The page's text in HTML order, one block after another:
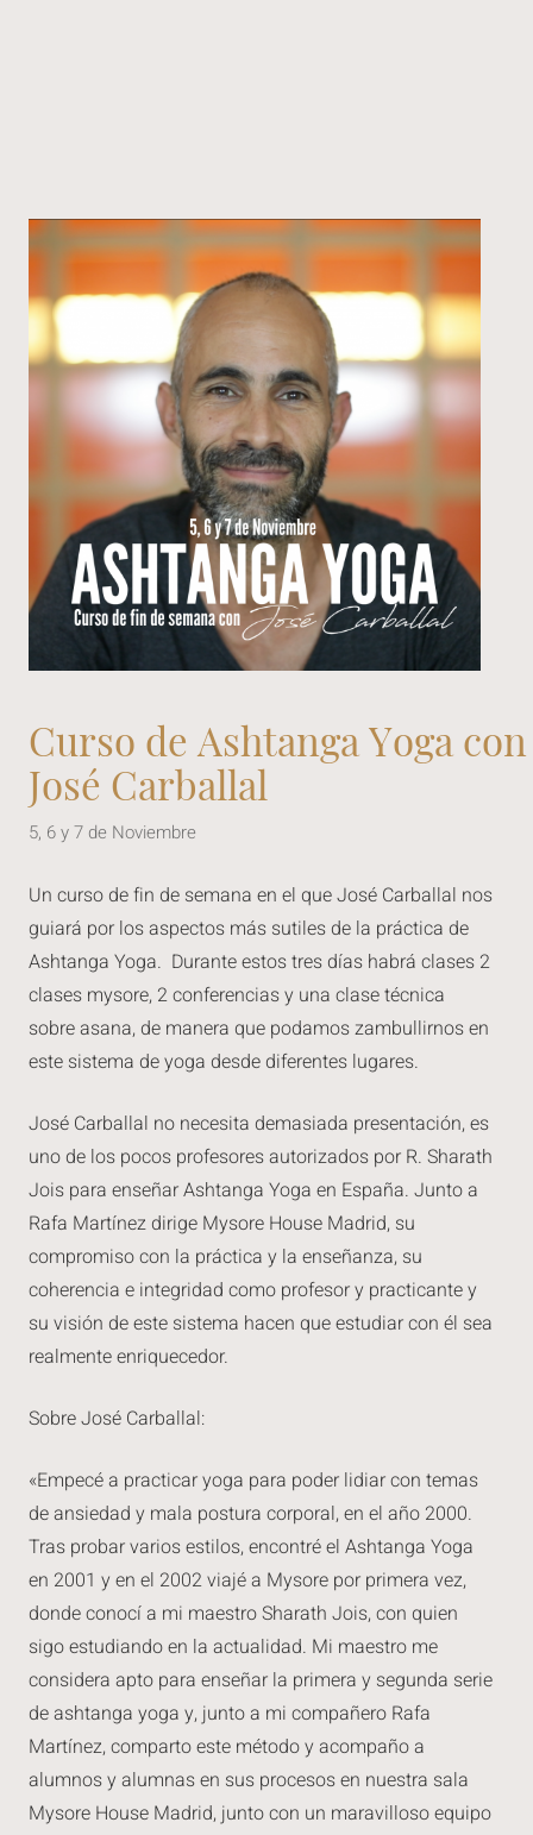
Curso de Ashtanga Yoga con
José Carballal
5, 6 y 7 de Noviembre
Un curso de fin de semana en el que José Carballal nos
guiará por los aspectos más sutiles de la práctica de
Ashtanga Yoga. Durante estos tres días habrá clases 2
clases mysore, 2 conferencias y una clase técnica
sobre asana, de manera que podamos zambullirnos en
este sistema de yoga desde diferentes lugares.
José Carballal no necesita demasiada presentación, es
uno de los pocos profesores autorizados por R. Sharath
Jois para enseñar Ashtanga Yoga en España. Junto a
Rafa Martínez dirige Mysore House Madrid, su
compromiso con la práctica y la enseñanza, su
coherencia e integridad como profesor y practicante y
su visión de este sistema hacen que estudiar con él sea
realmente enriquecedor.
Sobre José Carballal:
«Empecé a practicar yoga para poder lidiar con temas
de ansiedad y mala postura corporal, en el año 2000.
Tras probar varios estilos, encontré el Ashtanga Yoga
en 2001 y en el 2002 viajé a Mysore por primera vez,
donde conocí a mi maestro Sharath Jois, con quien
sigo estudiando en la actualidad. Mi maestro me
considera apto para enseñar la primera y segunda serie
de ashtanga yoga y, junto a mi compañero Rafa
Martínez, comparto este método y acompaño a
alumnos y alumnas en sus procesos en nuestra sala
Mysore House Madrid, junto con un maravilloso equipo